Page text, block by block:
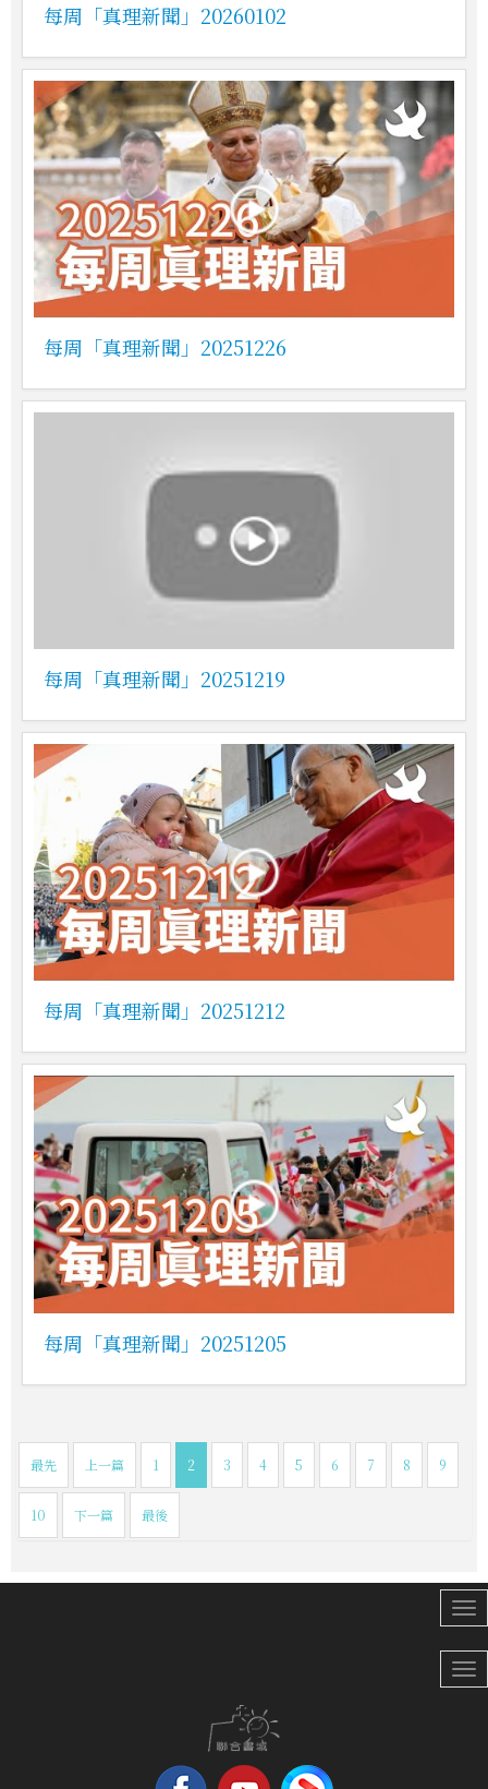
每周「真理新聞」20260102
每周「真理新聞」20251226
每周「真理新聞」20251219
每周「真理新聞」20251212
每周「真理新聞」20251205
最先 上一篇 1 2 3 4 5 6 7 8 9
10 下一篇 最後